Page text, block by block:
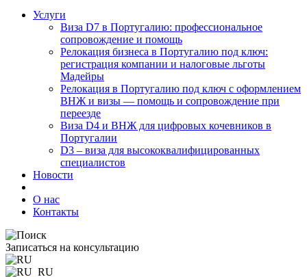
Услуги
Виза D7 в Португалию: профессиональное
сопровождение и помощь
Релокация бизнеса в Португалию под ключ:
регистрация компании и налоговые льготы
Мадейры
Релокация в Португалию под ключ с оформлением
ВНЖ и визы — помощь и сопровождение при
переезде
Виза D4 и ВНЖ для цифровых кочевников в
Португалии
D3 – виза для высококвалифицированных
специалистов
Новости
О нас
Контакты
Записаться на консультацию
RU